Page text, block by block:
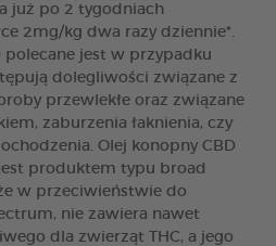
już po 2 tygodniach
2mg/kg dwa razy dziennie*.
polecane jest w przypadku
dolegliwości związane z
przewlekłe oraz związane
zaburzenia łaknienia, czy
Olej konopny CBD
produktem typu broad
w przeciwieństwie do
nie zawiera nawet
dla zwierząt THC, a jego